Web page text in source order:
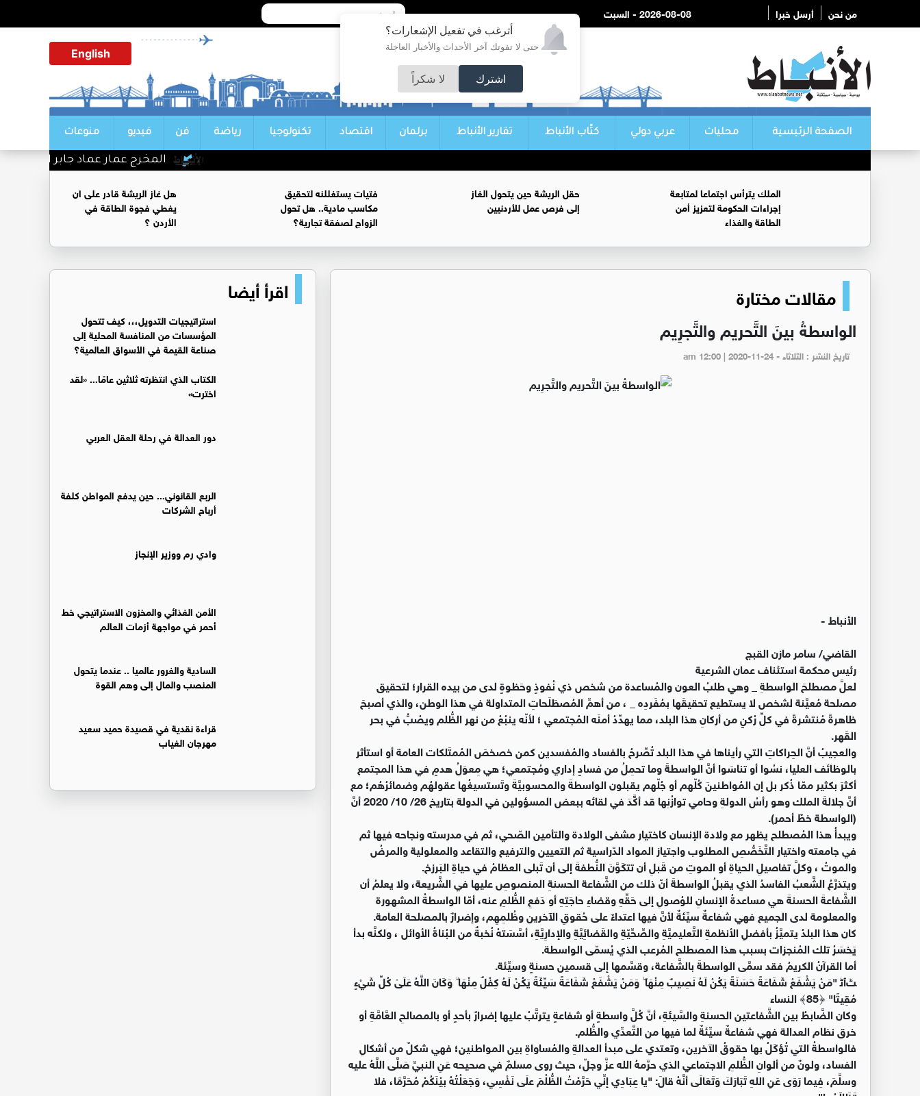
أترغب في تفعيل الإشعارات؟
حتى لا تفوتك آخر الأحداث والأخبار العاجلة
اشترك لا شكراً
من نحن أرسل خبرا 2026-08-08 - السبت
English
الصفحة الرئيسية محليات عربي دولي كتّاب الأنباط تقارير الأنباط برلمان اقتصاد تكنولوجيا رياضة فن فيديو منوعات
المخرج عمار عماد جابر الف مبروك
الملك يترأس اجتماعا لمتابعة
إجراءات الحكومة لتعزيز أمن
الطاقة والغذاء
حقل الريشة حين يتحول الغاز
إلى فرص عمل للأردنيين
فتيات يستغللنه لتحقيق
مكاسب مادية.. هل تحول
الزواج لصفقة تجارية؟
هل غاز الريشة قادر على ان
يغطي فجوة الطاقة في
الأردن ؟
مقالات مختارة
الواسطةُ بينَ التَّحريم والتَّجرِيم
تاريخ النشر : الثلاثاء - am 12:00 | 2020-11-24
الأنباط -
القاضي/ سامر مازن القبج
رئيس محكمة استئناف عمان الشرعية
لعلَّ مصطلحَ الواسطةِ _ وهي طلبُ العون والمُساعدة من شخص ذي نُفوذٍ وحَظوةٍ لدى من بيده القرار؛ لتحقيق
مصلحة مُعيَّنة لشخص لا يستطيع تحقيقَها بمُفَردِه _ ، من أهمِّ المُصطَلَحاتِ المتداولة في هذا الوطن، والذي أصبحَ
ظاهرةً مُنتشرةً في كلِّ رُكنٍ من أركانِ هذا البلد، مما يهدِّدُ أمنَه المُجتمعي ؛ لأنّه ينبُعُ من نهر الظُّلم ويصُبُّ في بحر
القَهر.
والعجيبُ أنَّ الحِراكاتِ التي رأيناها في هذا البلد تُصِّرحُ بالفساد والمُفسدين كمن خصخصَ المُمتَلكات العامة أو استأثر
بالوظائف العليا، نسُوا أو تناسَوا أنَّ الواسطةَ وما تحمِلُ من فسادٍ إداري ومُجتمعي؛ هي مِعوَلُ هدمٍ في هذا المجتمع
أكثرَ بكثير ممّا ذُكر بل إن المُواطنينَ كُلّهم أو جُلّهم يقبلون الواسطةَ والمحسوبيَّةَ وتَستسيغُها عقولهُم وضمائرُهُم؛ مع
أنَّ جلالةَ الملك وهو رأسُ الدولةِ وحامي توازُنِها قد أكًّدَ في لقائه ببعض المسؤولين في الدولة بتاريخ 26/ 10/ 2020 أنَّ
(الواسطة خطٌ أحمر).
ويبدأُ هذا المُصطلح يظهر مع ولادة الإنسان كاختيار مشفى الولادة والتأمين الصّحي، ثم في مدرسته ونجاحه فيها ثم
في جامعته واختيار التَّخَصُّصِ المطلوب واجتياز المواد الدّراسية ثم التعيين والترفيع والتقاعد والمعلولية والمرضُ
والموتُ ، وكلَّ تفاصيلِ الحياةِ أو الموتِ من قَبلِ أن تتكَوَّنَ النُّطفةَ إلى أن تَبلى العظامُ في حياةِ البَرزخ.
ويتذرَّعُ الشَّعبُ الفاسدُ الذي يقبلُ الواسطةَ أنّ ذلك من الشَّفاعة الحسنةِ المنصوصِ عليها في الشَّريعة، ولا يعلمُ أن
الشَّفاعةَ الحسنةَ هي مساعدةُ الإنسانِ للوُصولِ إلى حَقِّهِ وقضاءِ حاجَتِهِ أو دَفعِ الظُّلمِ عنه، أمّا الواسطةُ المشهورة
والمعلومة لدى الجميع فهي شفاعةٌ سيِّئةٌ لأنَّ فيها اعتداءٌ على حُقوقِ الآخرين وظُلمِهِم، وإضرارٌ بالمصلحة العامة.
كان هذا البلدُ يتميَّزُ بأفضلِ الأنظمةِ التَّعليميَّةِ والصِّحِّيّةِ والقَضائِيَّةِ والإدارِيَّةِ، أسَّسَتهُ نُخبةٌ من البُناةُ الأوائل ، ولكنَّه بدأ
يَخسَرُ تلك المُنجزات بسبب هذا المصطلح المُرعب الذي يُسمّى الواسطة.
أما القرآنُ الكريمُ فقد سمَّى الواسطةَ بالشَّفاعة، وقسَّمها إلى قسمين حسنةٍ وسيِّئة.
ﭧﭐﭨ "مَنْ يَشْفَعْ شَفَاعَةً حَسَنَةً يَكُنْ لَهُ نَصِيبٌ مِنْهَا ۖ وَمَنْ يَشْفَعْ شَفَاعَةً سَيِّئَةً يَكُنْ لَهُ كِفْلٌ مِنْهَا ۗ وَكَانَ اللَّهُ عَلَىٰ كُلِّ شَيْءٍ
مُقِيتًا" ﴿85﴾ النساء
وكان الضَّابطُ بين الشَّفاعتين الحسنةِ والسَّيئةِ، أنَّ كُلَّ واسطةٍ أو شفاعةٍ يترتَّبُ عليها إضرارٌ بأحدٍ أو بالمصالحِ العَّامَّةِ أو
خرق نظام العدالة فهي شفاعةٌ سيِّئةٌ لما فيها من التَّعدِّي والظُّلم.
فالواسطةُ التي تُؤكَلُ بها حقوقُ الآخرين، وتعتدي على مبدأ العدالةِ والمُساواةِ بين المواطنين؛ فهي شكلٌ من أشكالِ
الفساد، ولونٌ من ألوانِ الظُّلمِ الاجتماعي الذي حرَّمهُ الله عزَّ وجلّ، حيث روى مسلمٌ في صحيحه عَنِ النبيِّ صَلَّى اللَّهُ عليه
وسلَّمَ، فِيما رَوَى عَنِ اللهِ تَبَارَكَ وَتَعَالَى أنَّهُ قالَ: "يا عِبَادِي إنِّي حَرَّمْتُ الظُّلْمَ علَى نَفْسِي، وَجَعَلْتُهُ بيْنَكُمْ مُحَرَّمًا، فلا
اقرأ أيضا
استراتيجيات التدويل،،، كيف تتحول
المؤسسات من المنافسة المحلية إلى
صناعة القيمة في الأسواق العالمية؟
الكتاب الذي انتظرته ثلاثين عامًا... «لقد
اخترت»
دور العدالة في رحلة العقل العربي
الربع القانوني... حين يدفع المواطن كلفة
أرباح الشركات
وادي رم ووزير الإنجاز
الأمن الغذائي والمخزون الاستراتيجي خط
أحمر في مواجهة أزمات العالم
السادية والغرور عالميا .. عندما يتحول
المنصب والمال إلى وهم القوة
قراءة نقدية في قصيدة حميد سعيد
مهرجان الغياب